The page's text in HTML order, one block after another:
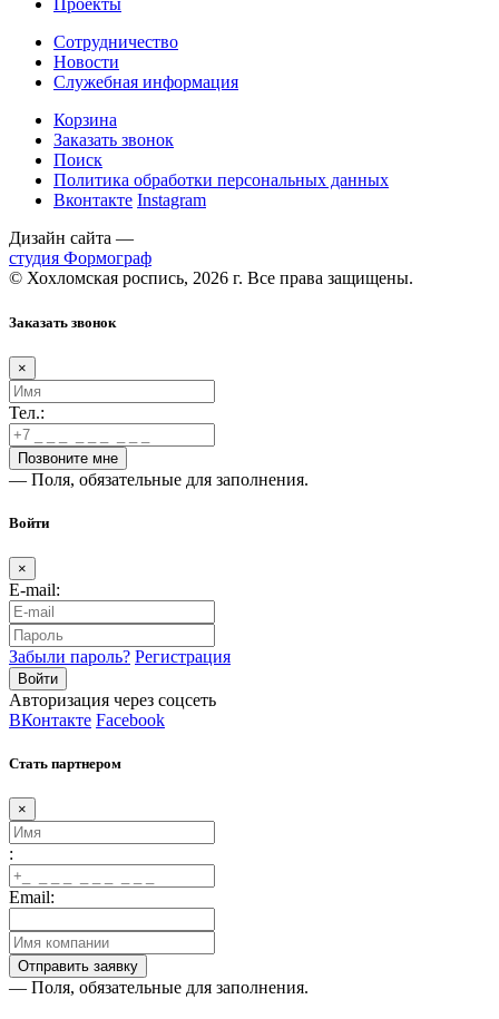
Проекты
Сотрудничество
Новости
Служебная информация
Корзина
Заказать звонок
Поиск
Политика обработки персональных данных
Вконтакте Instagram
Дизайн сайта —
студия Формограф
© Хохломская роспись, 2026 г. Все права защищены.
Заказать звонок
×
Тел.:
— Поля, обязательные для заполнения.
Войти
×
E-mail:
Забыли пароль? Регистрация
Авторизация через соцсеть
ВКонтакте Facebook
Стать партнером
×
:
Email:
— Поля, обязательные для заполнения.